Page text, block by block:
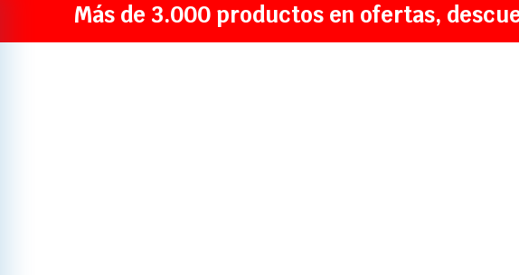
Más de 3.000 productos en ofertas,